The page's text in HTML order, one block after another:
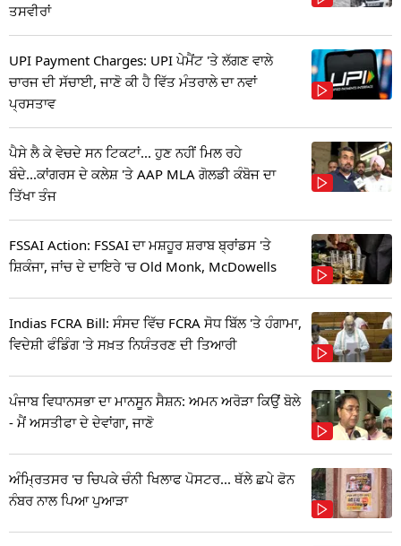
ਤਸਵੀਰਾਂ
UPI Payment Charges: UPI ਪੇਮੈਂਟ 'ਤੇ ਲੱਗਣ ਵਾਲੇ
ਚਾਰਜ ਦੀ ਸੱਚਾਈ, ਜਾਣੋ ਕੀ ਹੈ ਵਿੱਤ ਮੰਤਰਾਲੇ ਦਾ ਨਵਾਂ
ਪ੍ਰਸਤਾਵ
ਪੈਸੇ ਲੈ ਕੇ ਵੇਚਦੇ ਸਨ ਟਿਕਟਾਂ... ਹੁਣ ਨਹੀਂ ਮਿਲ ਰਹੇ
ਬੰਦੇ...ਕਾਂਗਰਸ ਦੇ ਕਲੇਸ਼ 'ਤੇ AAP MLA ਗੋਲਡੀ ਕੰਬੋਜ ਦਾ
ਤਿੱਖਾ ਤੰਜ
FSSAI Action: FSSAI ਦਾ ਮਸ਼ਹੂਰ ਸ਼ਰਾਬ ਬ੍ਰਾਂਡਸ 'ਤੇ
ਸ਼ਿਕੰਜਾ, ਜਾਂਚ ਦੇ ਦਾਇਰੇ 'ਚ Old Monk, McDowells
Indias FCRA Bill: ਸੰਸਦ ਵਿੱਚ FCRA ਸੋਧ ਬਿੱਲ 'ਤੇ ਹੰਗਾਮਾ,
ਵਿਦੇਸ਼ੀ ਫੰਡਿੰਗ 'ਤੇ ਸਖ਼ਤ ਨਿਯੰਤਰਣ ਦੀ ਤਿਆਰੀ
ਪੰਜਾਬ ਵਿਧਾਨਸਭਾ ਦਾ ਮਾਨਸੂਨ ਸੈਸ਼ਨ: ਅਮਨ ਅਰੋੜਾ ਕਿਉਂ ਬੋਲੇ
- ਮੈਂ ਅਸਤੀਫਾ ਦੇ ਦੇਵਾਂਗਾ, ਜਾਣੋ
ਅੰਮ੍ਰਿਤਸਰ 'ਚ ਚਿਪਕੇ ਚੰਨੀ ਖਿਲਾਫ ਪੋਸਟਰ... ਥੱਲੇ ਛਪੇ ਫੋਨ
ਨੰਬਰ ਨਾਲ ਪਿਆ ਪੁਆੜਾ